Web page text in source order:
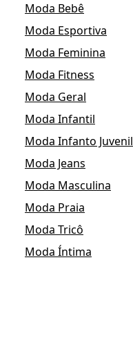
Moda Bebê
Moda Esportiva
Moda Feminina
Moda Fitness
Moda Geral
Moda Infantil
Moda Infanto Juvenil
Moda Jeans
Moda Masculina
Moda Praia
Moda Tricô
Moda Íntima